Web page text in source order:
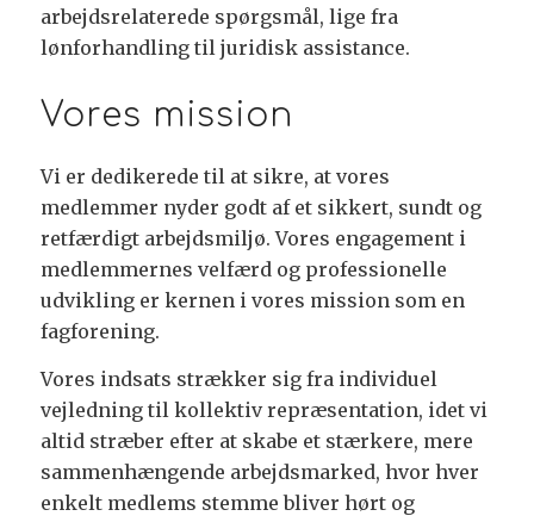
arbejdsrelaterede spørgsmål, lige fra
lønforhandling til juridisk assistance.
Vores mission
Vi er dedikerede til at sikre, at vores
medlemmer nyder godt af et sikkert, sundt og
retfærdigt arbejdsmiljø. Vores engagement i
medlemmernes velfærd og professionelle
udvikling er kernen i vores mission som en
fagforening.
Vores indsats strækker sig fra individuel
vejledning til kollektiv repræsentation, idet vi
altid stræber efter at skabe et stærkere, mere
sammenhængende arbejdsmarked, hvor hver
enkelt medlems stemme bliver hørt og